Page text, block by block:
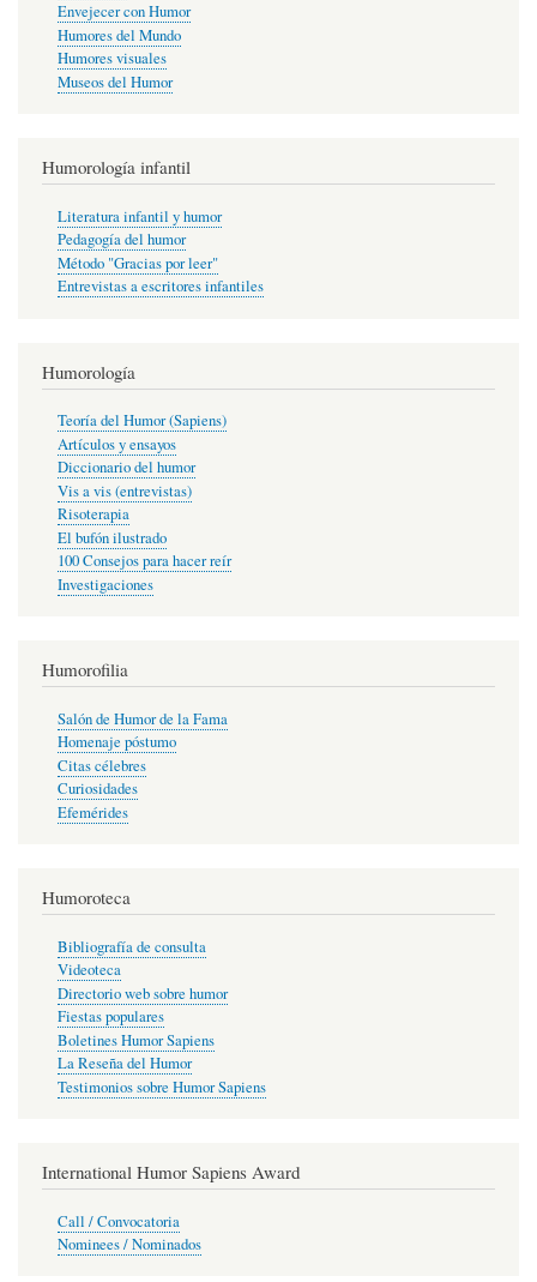
Envejecer con Humor
Humores del Mundo
Humores visuales
Museos del Humor
Humorología infantil
Literatura infantil y humor
Pedagogía del humor
Método "Gracias por leer"
Entrevistas a escritores infantiles
Humorología
Teoría del Humor (Sapiens)
Artículos y ensayos
Diccionario del humor
Vis a vis (entrevistas)
Risoterapia
El bufón ilustrado
100 Consejos para hacer reír
Investigaciones
Humorofilia
Salón de Humor de la Fama
Homenaje póstumo
Citas célebres
Curiosidades
Efemérides
Humoroteca
Bibliografía de consulta
Videoteca
Directorio web sobre humor
Fiestas populares
Boletines Humor Sapiens
La Reseña del Humor
Testimonios sobre Humor Sapiens
International Humor Sapiens Award
Call / Convocatoria
Nominees / Nominados